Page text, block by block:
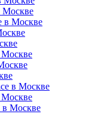
Москве
в Москве
Москве
в Москве
Москве
в Москве